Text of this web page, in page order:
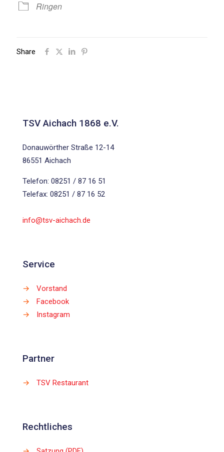
Ringen
Share
TSV Aichach 1868 e.V.
Donauwörther Straße 12-14
86551 Aichach
Telefon: 08251 / 87 16 51
Telefax: 08251 / 87 16 52
info@tsv-aichach.de
Service
→
Vorstand
→
Facebook
→
Instagram
Partner
→ TSV Restaurant
Rechtliches